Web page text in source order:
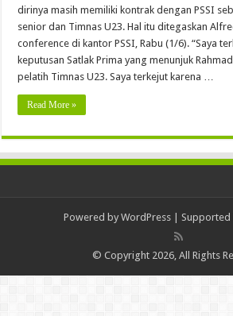
dirinya masih memiliki kontrak dengan PSSI
senior dan Timnas U23. Hal itu ditegaskan
conference di kantor PSSI, Rabu (1/6). “Saya
keputusan Satlak Prima yang menunjuk
pelatih Timnas U23. Saya terkejut karena …
Read More »
Powered by WordPress | Supported
© Copyright 2026, All Rights